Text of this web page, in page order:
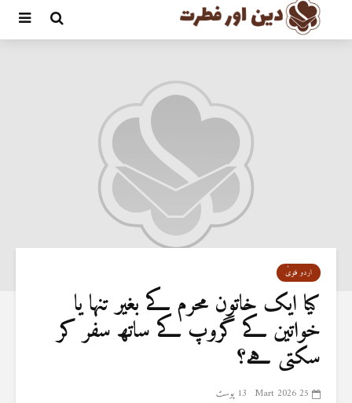
اردو فتویٰ
کیا ایک خاتون محرم کے بغیر تنہا یا
خواتین کے گروپ کے ساتھ سفر کر
سکتی ہے؟
25 Mart 2026 13 پوسٹ